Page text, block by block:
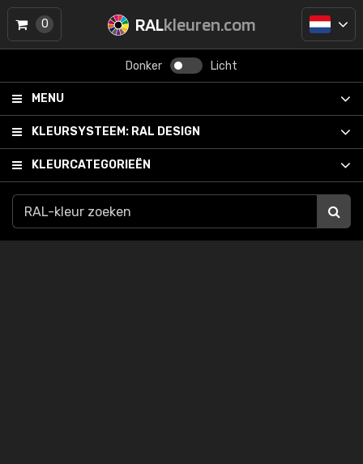
RALkleuren.com
Donker Licht
MENU
KLEURSYSTEEM: RAL DESIGN
KLEURCATEGORIEËN
0